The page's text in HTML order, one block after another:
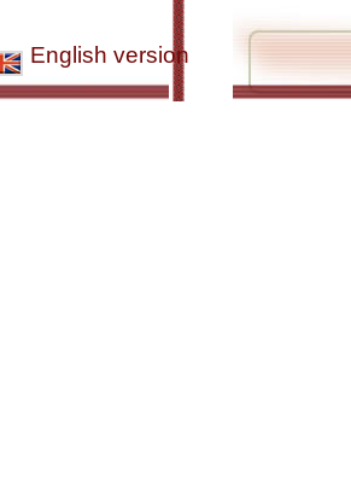
English version